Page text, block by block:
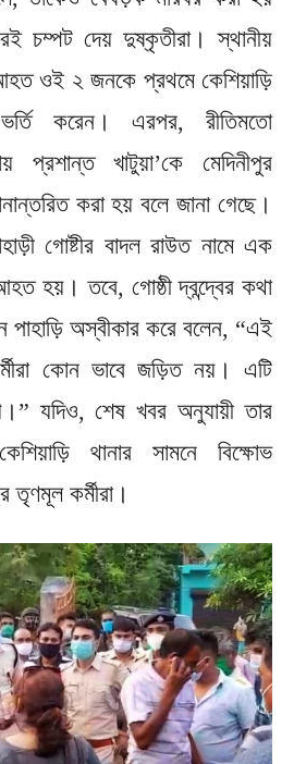
চম্পট দেয় দুষ্কৃতীরা। স্থানীয়
ওই ২ জনকে প্রথমে কেশিয়াড়ি
ভর্তি করেন। এরপর, রীতিমতো
খাটুয়া’কে মেদিনীপুর
করা হয় বলে জানা গেছে।
গোষ্টীর বাদল রাউত নামে এক
হয়। তবে, গোষ্ঠী দ্বন্দ্বের কথা
পাহাড়ি অস্বীকার করে বলেন, “এই
কোন ভাবে জড়িত নয়। এটি
যদিও, শেষ খবর অনুযায়ী তার
থানার সামনে বিক্ষোভ
তৃণমূল কর্মীরা।